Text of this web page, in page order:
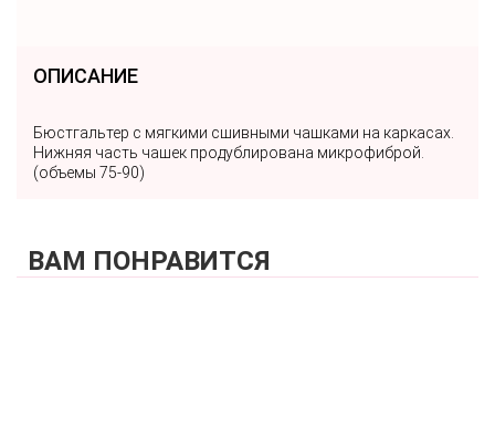
ОПИСАНИЕ
Бюстгальтер с мягкими сшивными чашками на каркасах.
Нижняя часть чашек продублирована микрофиброй.
(объемы 75-90)
ВАМ ПОНРАВИТСЯ